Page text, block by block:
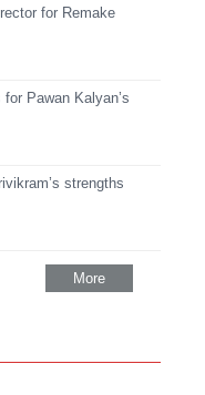
for Remake
Pawan Kalyan’s
strengths
More